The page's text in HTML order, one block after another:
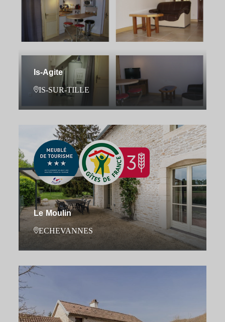
Is-Agite
IS-SUR-TILLE
Le Moulin
ECHEVANNES